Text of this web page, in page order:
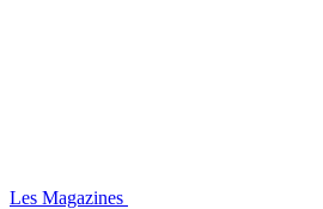
Les Magazines